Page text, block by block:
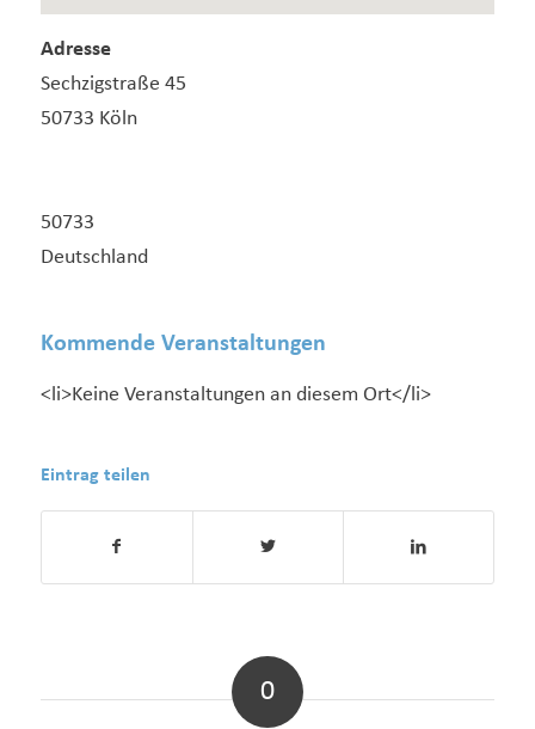
Adresse
Sechzigstraße 45
50733 Köln
50733
Deutschland
Kommende Veranstaltungen
<li>Keine Veranstaltungen an diesem Ort</li>
Eintrag teilen
0